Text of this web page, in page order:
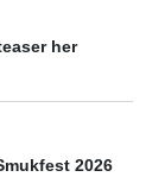
her
2026